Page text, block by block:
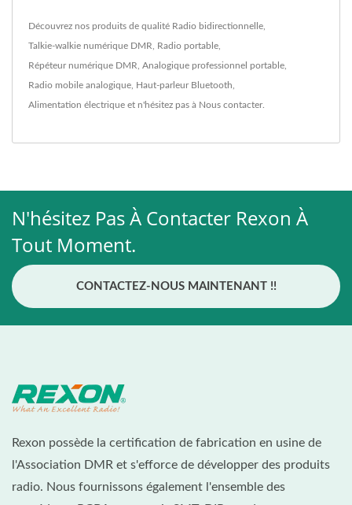
Découvrez nos produits de qualité Radio bidirectionnelle
Talkie-walkie numérique DMR Radio portable
Répéteur numérique DMR Analogique professionnel portable
Radio mobile analogique Haut-parleur Bluetooth
Alimentation électrique et n'hésitez pas à Nous contacter.
N'hésitez Pas À Contacter Rexon À
Tout Moment.
CONTACTEZ-NOUS MAINTENANT !!
Rexon possède la certification de fabrication en usine de
l'Association DMR et s'efforce de développer des produits
radio. Nous fournissons également l'ensemble des